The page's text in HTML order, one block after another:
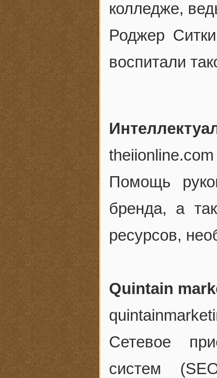
колледже,
Роджер
воспитали
theiionline.com
Помощь
бренда, а
ресурсов,
Quintain
Сетевое
систем